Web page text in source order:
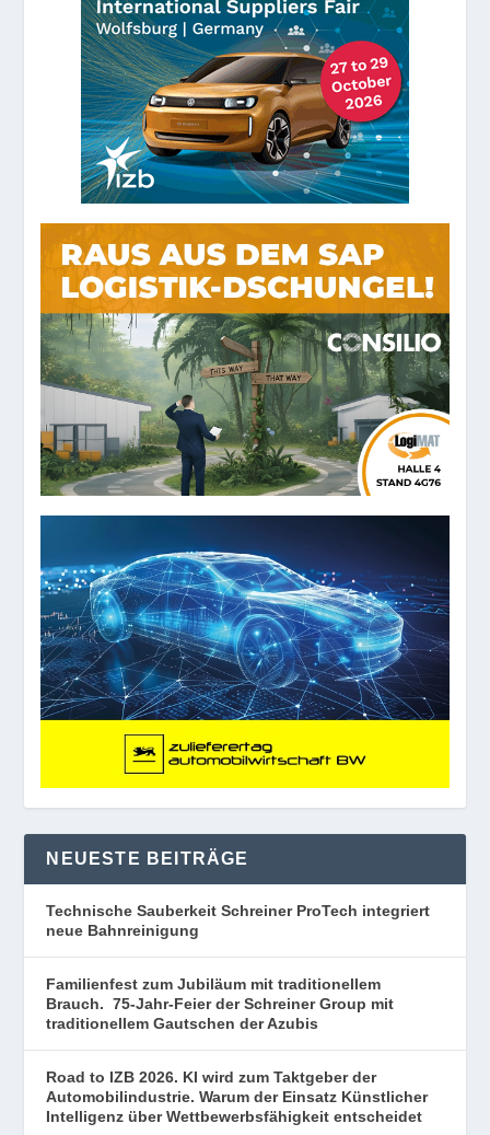
NEUESTE BEITRÄGE
Technische Sauberkeit Schreiner ProTech integriert
neue Bahnreinigung
Familienfest zum Jubiläum mit traditionellem
Brauch. 75-Jahr-Feier der Schreiner Group mit
traditionellem Gautschen der Azubis
Road to IZB 2026. KI wird zum Taktgeber der
Automobilindustrie. Warum der Einsatz Künstlicher
Intelligenz über Wettbewerbsfähigkeit entscheidet